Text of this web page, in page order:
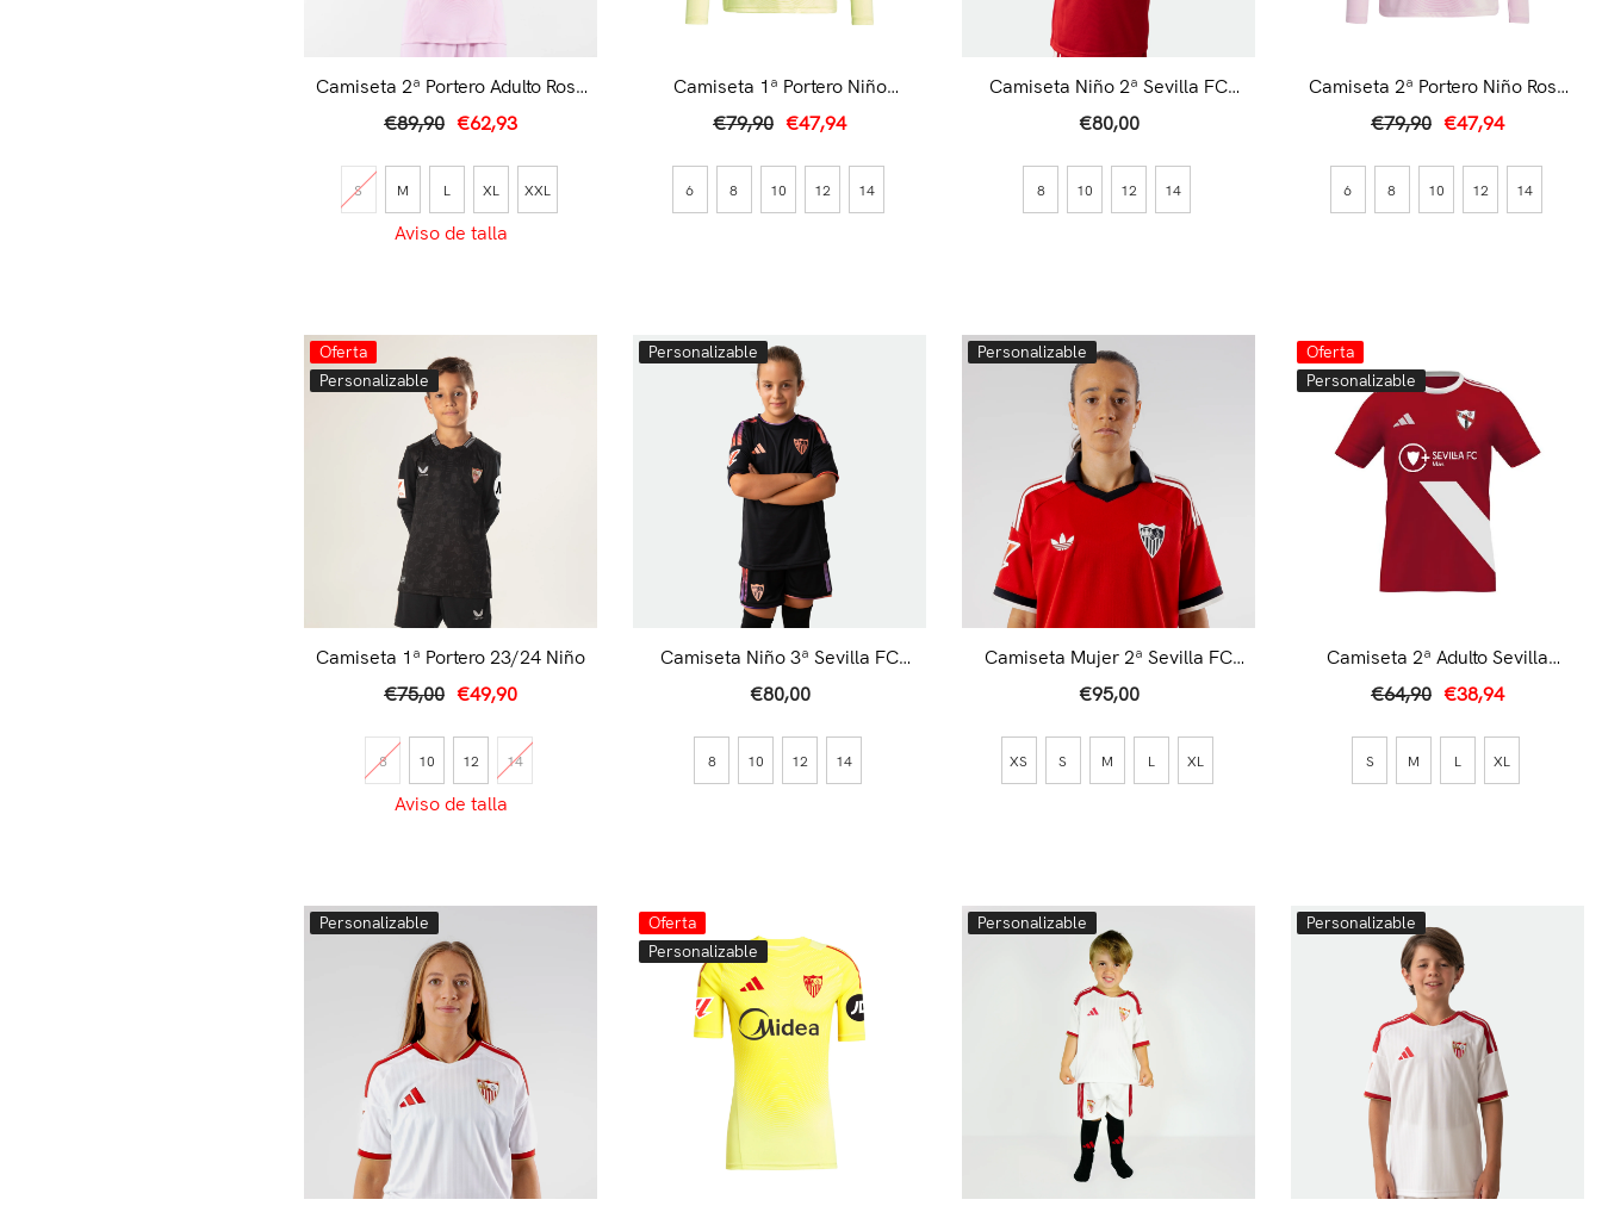
Camiseta 2ª Portero Adulto Rosa
25/26
€89,90 €62,93
S M L XL XXL
Aviso de talla
Camiseta 1ª Portero Niño
Amarilla 25/26
€79,90 €47,94
6 8 10 12 14
Camiseta Niño 2ª Sevilla FC
26/27 Roja
€80,00
8 10 12 14
Camiseta 2ª Portero Niño Rosa
25/26
€79,90 €47,94
6 8 10 12 14
Oferta
Personalizable
Camiseta 1ª Portero 23/24 Niño
€75,00 €49,90
8 10 12 14
Aviso de talla
Personalizable
Camiseta Niño 3ª Sevilla FC
26/27 Negra
€80,00
8 10 12 14
Personalizable
Camiseta Mujer 2ª Sevilla FC
26/27 Roja
€95,00
XS S M L XL
Oferta
Personalizable
Camiseta 2ª Adulto Sevilla
Atlético 25/26
€64,90 €38,94
S M L XL
Personalizable
Oferta
Personalizable
Personalizable Personalizable